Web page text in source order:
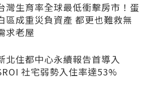
灣生育率全球最低衝擊房市！蛋
區成重災負資產 都更也難救無
求老屋
北住都中心永續報告首導入
社宅弱勢入住率達53%